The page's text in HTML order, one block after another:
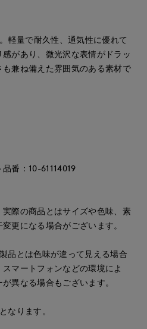
軽量で耐久性、通気性に優れて
があり、微光沢な表情がドラッ
も兼ね備えた雰囲気のある素材で
番：10-61114019
際の商品とはサイズや色味、素
更になる場合がございます。
品とは色味が違って見える場合
マートフォンなどの環境によ
異なる場合もございます。
なります。